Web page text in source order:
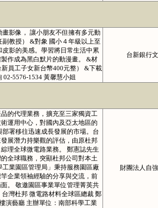
影像， 讓小朋友不但擁有多元動
教授） &對象 國小４年級以上至
影的美感。學習將日常生活中累
作成為黑白默片的動漫畫。 &材
員工子女新台幣400元整） &下載
02-5576-1534 黃馨慧小姐
台新銀行
的代理業務，擴充至三家獨資工
運用中心，對國內及亞太地區的
署移往迅速成長發展的市場。台
展潛力持樂觀的評估，由原杜邦
理全球微電路業務。 鄭憲誌先生
全球職務，突顯杜邦公司對本土
業園區管理局」秉持服務園區廠
企業領袖經驗的分享與交流，前
。 敬邀園區事業單位管理菁英共
灣杜邦 微電路材料全球區總裁 鄭
演藝廳 主辦單位：南部科學工業
財團法人自